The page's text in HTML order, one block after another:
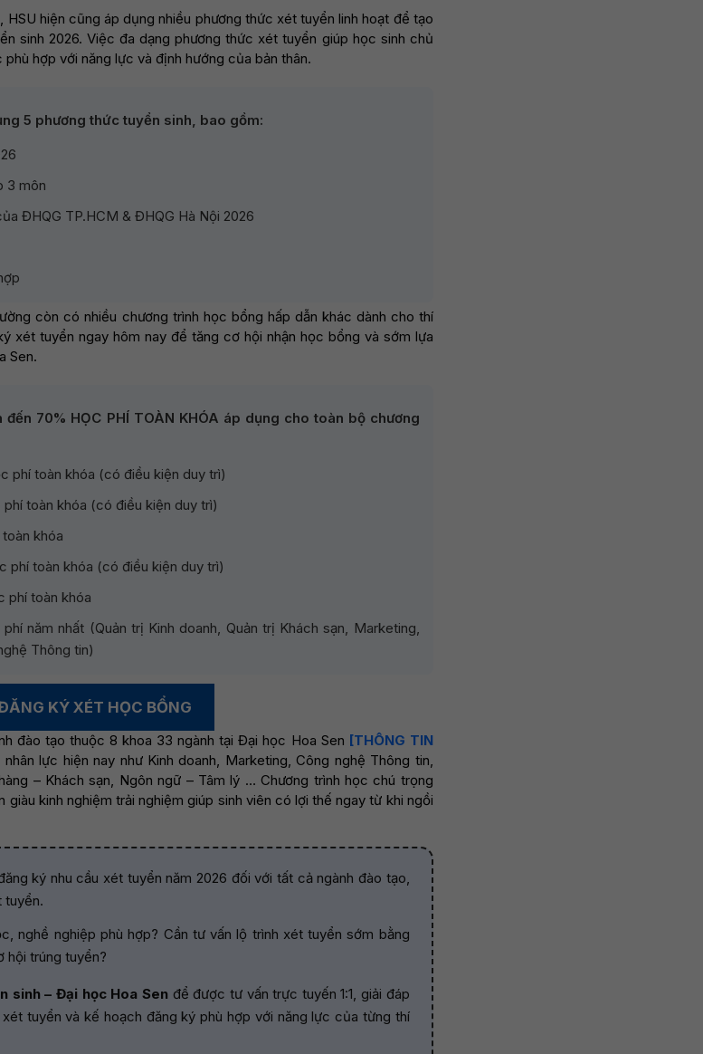
hiện cũng áp dụng nhiều phương thức xét tuyển linh hoạt để tạo
sinh 2026. Việc đa dạng phương thức xét tuyển giúp học sinh chủ
hợp với năng lực và định hướng của bản thân.
5 phương thức tuyển sinh, bao gồm:
3 môn
ĐHQG TP.HCM & ĐHQG Hà Nội 2026
còn có nhiều chương trình học bổng hấp dẫn khác dành cho thí
xét tuyển ngay hôm nay để tăng cơ hội nhận học bổng và sớm lựa
Sen.
đến 70% HỌC PHÍ TOÀN KHÓA áp dụng cho toàn bộ chương
phí toàn khóa (có điều kiện duy trì)
toàn khóa (có điều kiện duy trì)
khóa
phí toàn khóa (có điều kiện duy trì)
phí toàn khóa
năm nhất (Quản trị Kinh doanh, Quản trị Khách sạn, Marketing,
Thông tin)
KÝ XÉT HỌC BỔNG
đào tạo thuộc 8 khoa 33 ngành tại Đại học Hoa Sen [THÔNG TIN
lực hiện nay như Kinh doanh, Marketing, Công nghệ Thông tin,
– Khách sạn, Ngôn ngữ – Tâm lý … Chương trình học chú trọng
giàu kinh nghiệm trải nghiệm giúp sinh viên có lợi thế ngay từ khi ngồi
ký nhu cầu xét tuyển năm 2026 đối với tất cả ngành đào tạo,
tuyển.
nghề nghiệp phù hợp? Cần tư vấn lộ trình xét tuyển sớm bằng
hội trúng tuyển?
sinh – Đại học Hoa Sen để được tư vấn trực tuyến 1:1, giải đáp
tuyển và kế hoạch đăng ký phù hợp với năng lực của từng thí